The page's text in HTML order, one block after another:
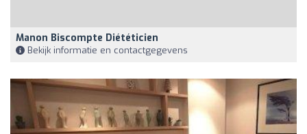
Manon Biscompte Diététicien
Bekijk informatie en contactgegevens